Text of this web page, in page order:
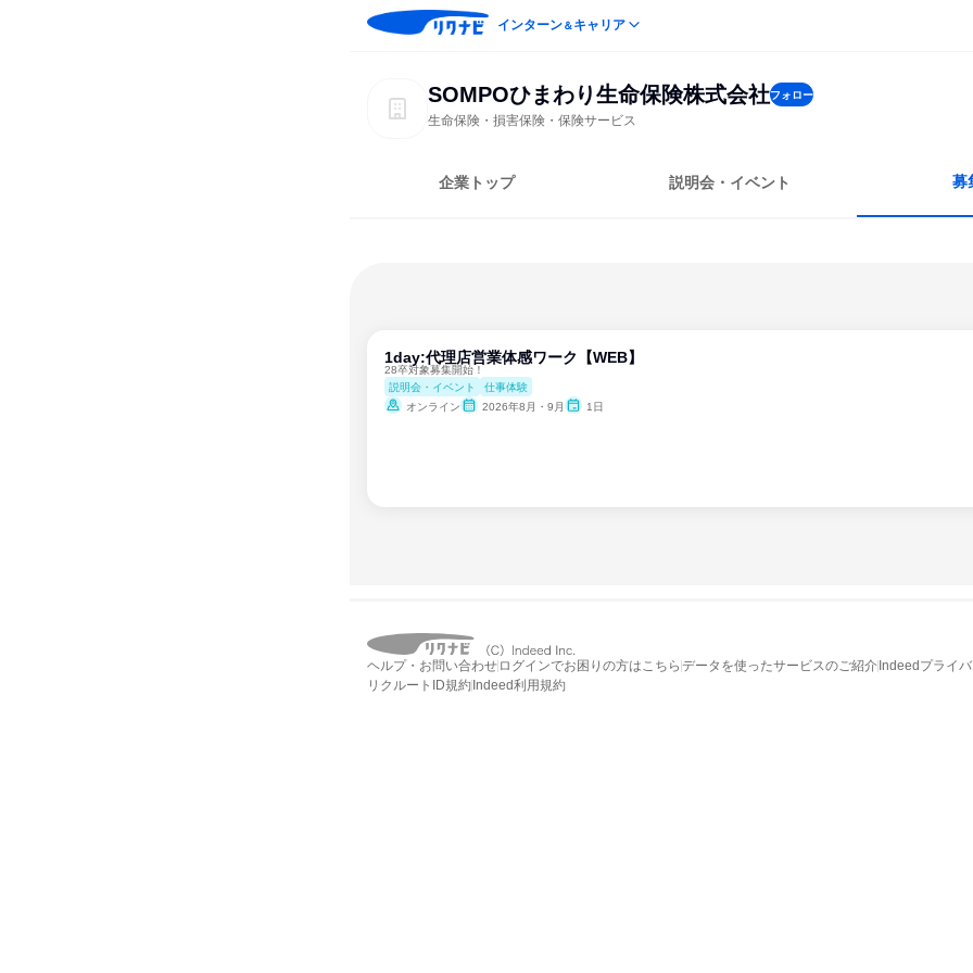
インターン＆キャリア
SOMPOひまわり生命保険株式会社フォロー
生命保険・損害保険・保険サービス
企業トップ 説明会・イベント 募
1day:代理店営業体感ワーク【WEB】
28卒対象募集開始！
説明会・イベント
仕事体験
オンライン
2026年8月・9月 1日
ヘルプ・お問い合わせ ログインでお困りの方はこちら データを使ったサービスのご紹介 Indeedプライ
リクルートID規約 Indeed利用規約